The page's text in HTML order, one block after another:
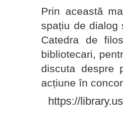
Prin această
spațiu de dialog
Catedra de
bibliotecari,
discuta despre
acțiune în
https://